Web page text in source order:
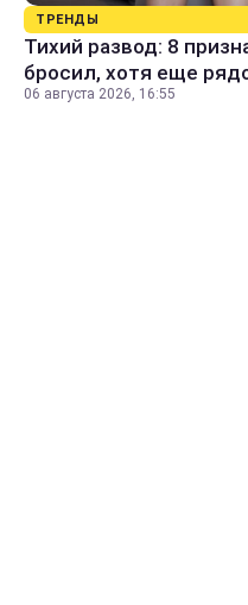
ТРЕНДЫ
Тихий развод: 8
бросил, хотя еще
06 августа 2026, 16:55